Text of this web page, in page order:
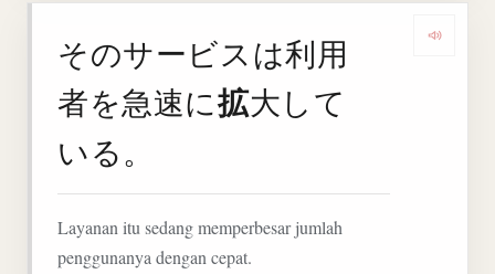
そのサービスは利用
者を急速に拡大して
いる。
Layanan itu sedang memperbesar jumlah
penggunanya dengan cepat.